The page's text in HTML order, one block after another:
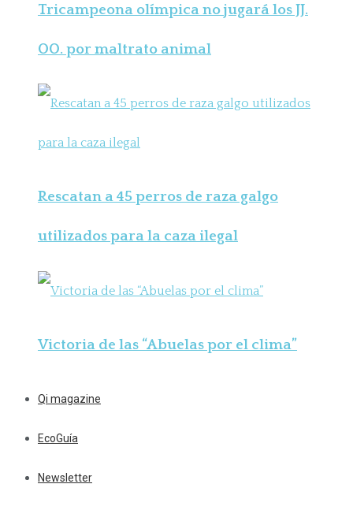
Tricampeona olímpica no jugará los JJ.
OO. por maltrato animal
Rescatan a 45 perros de raza galgo
utilizados para la caza ilegal
Victoria de las “Abuelas por el clima”
Qi magazine
EcoGuía
Newsletter